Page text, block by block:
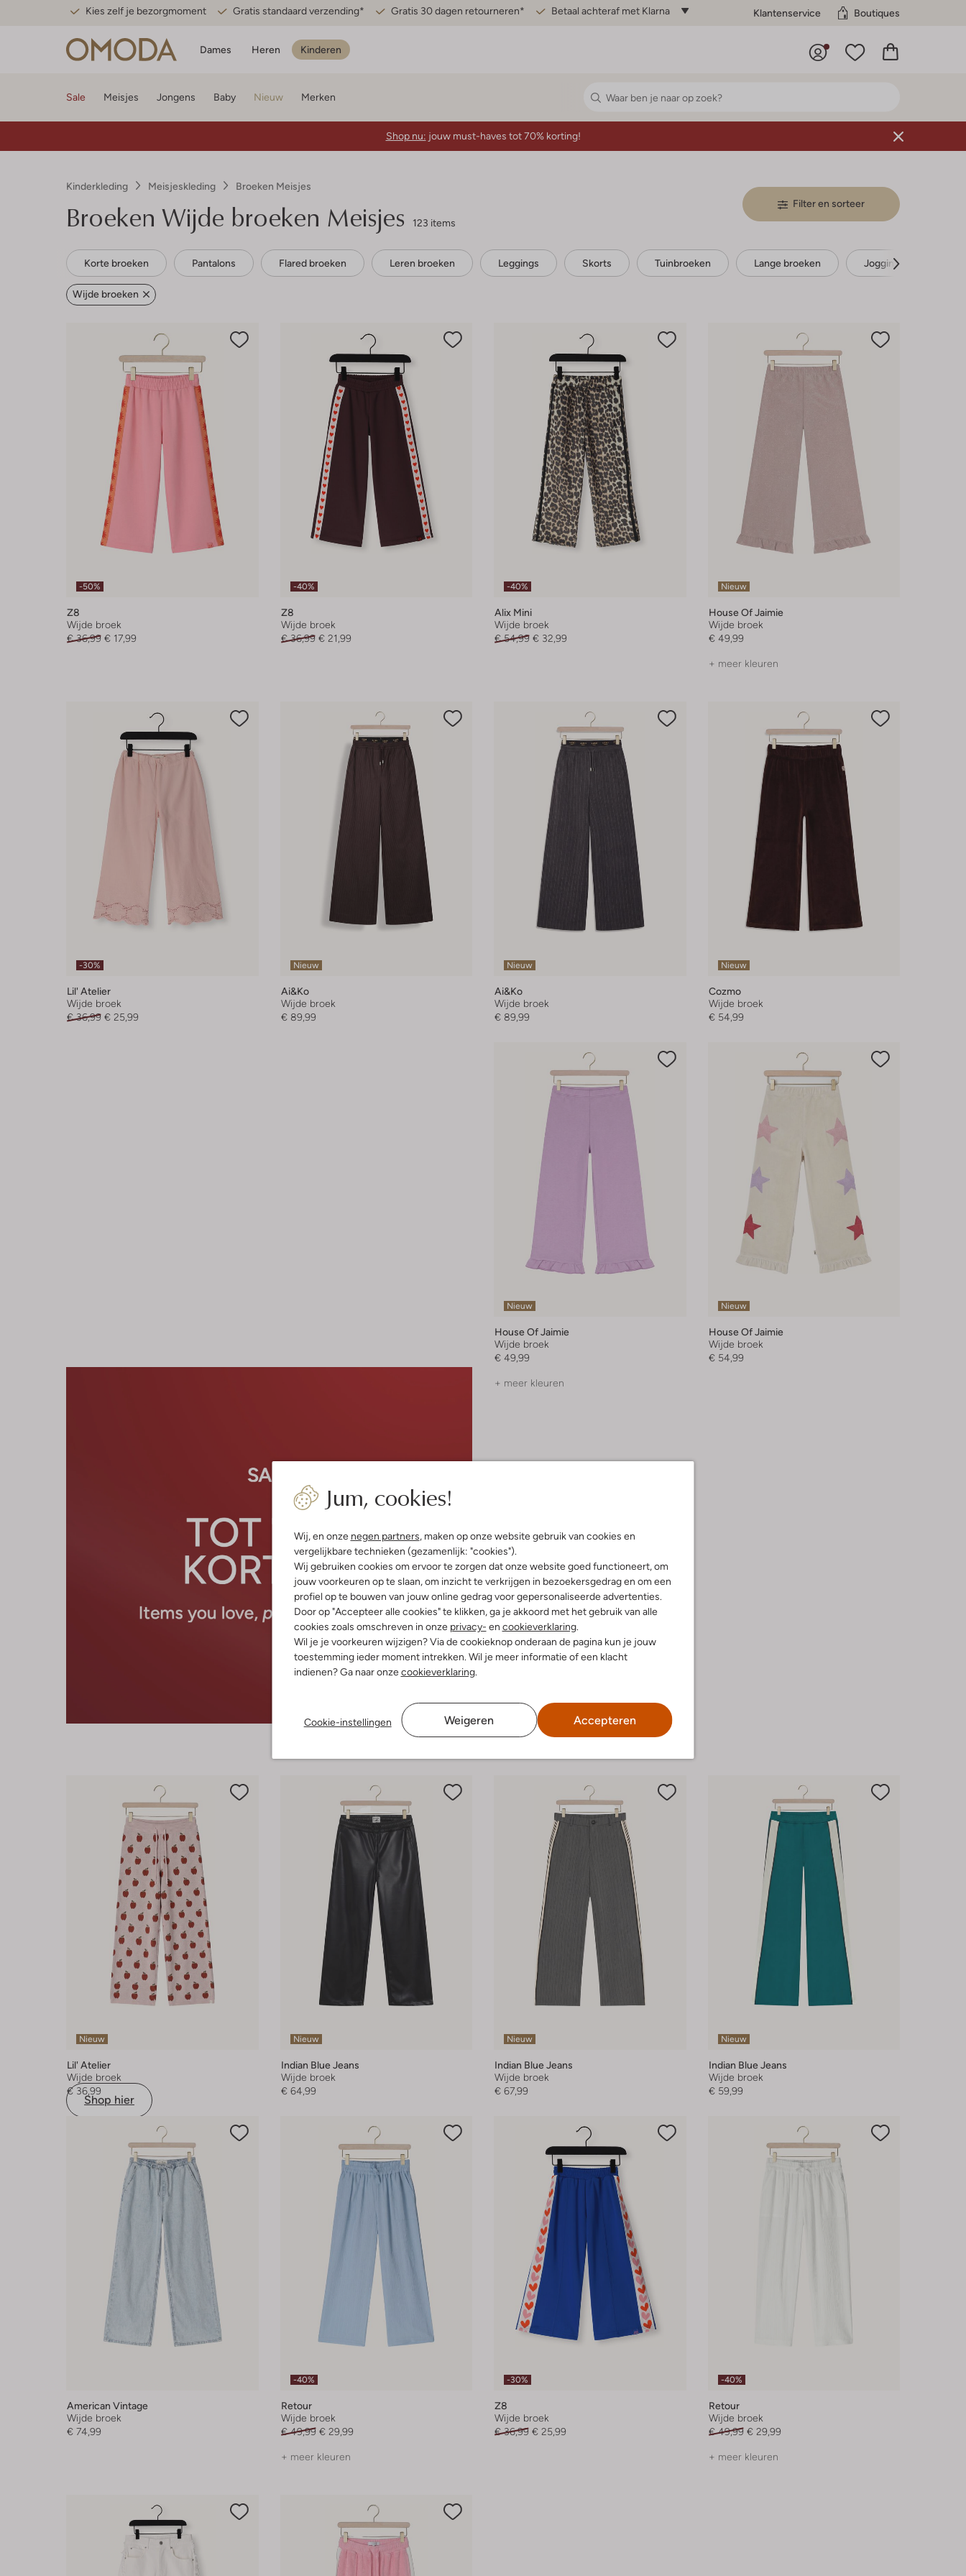
Kies zelf je bezorgmoment Gratis standaard verzending* Gratis 30 dagen retourneren* Betaal achteraf met Klarna Klantenservice Boutiques
Dames Heren Kinderen
Jum, cookies!
Wij, en onze negen partners, maken op onze website gebruik van cookies en
vergelijkbare technieken (gezamenlijk: "cookies").
Wij gebruiken cookies om ervoor te zorgen dat onze website goed functioneert, om
jouw voorkeuren op te slaan, om inzicht te verkrijgen in bezoekersgedrag en om een
profiel op te bouwen van jouw online gedrag voor gepersonaliseerde advertenties.
Door op "Accepteer alle cookies" te klikken, ga je akkoord met het gebruik van alle
cookies zoals omschreven in onze privacy- en cookieverklaring.
Wil je je voorkeuren wijzigen? Via de cookieknop onderaan de pagina kun je jouw
toestemming ieder moment intrekken. Wil je meer informatie of een klacht
indienen? Ga naar onzecookieverklaring.
Cookie-instellingen Weigeren Accepteren
Sale Meisjes Jongens Baby Nieuw Merken
Shop nu: jouw must-haves tot 70% korting!
Kinderkleding Meisjeskleding Broeken Meisjes
Broeken Wijde broeken Meisjes 123 items
Filter en sorteer
Korte broeken Pantalons Flared broeken Leren broeken Leggings Skorts Tuinbroeken Lange broeken Joggingbroeken
Wijde broeken
-50%
Z8
Wijde broek
€ 36,99 € 17,99
-40%
Z8
Wijde broek
€ 36,99 € 21,99
-40%
Alix Mini
Wijde broek
€ 54,99 € 32,99
Nieuw
House Of Jaimie
Wijde broek
€ 49,99
+ meer kleuren
-30%
Lil' Atelier
Wijde broek
€ 36,99 € 25,99
Nieuw
Ai&ko
Wijde broek
€ 89,99
Nieuw
Ai&ko
Wijde broek
€ 89,99
Nieuw
Cozmo
Wijde broek
€ 54,99
Shop hier
Nieuw
House Of Jaimie
Wijde broek
€ 49,99
+ meer kleuren
Nieuw
House Of Jaimie
Wijde broek
€ 54,99
Nieuw
Lil' Atelier
Wijde broek
€ 36,99
Nieuw
Indian Blue Jeans
Wijde broek
€ 64,99
Nieuw
Indian Blue Jeans
Wijde broek
€ 67,99
Nieuw
Indian Blue Jeans
Wijde broek
€ 59,99
American Vintage
Wijde broek
€ 74,99
-40%
Retour
Wijde broek
€ 49,99 € 29,99
+ meer kleuren
-30%
Z8
Wijde broek
€ 36,99 € 25,99
-40%
Retour
Wijde broek
€ 49,99 € 29,99
+ meer kleuren